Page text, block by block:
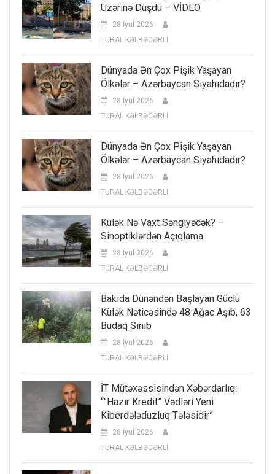
Üzərinə Düşdü – VİDEO
28 İyul 2026
TURAL KƏLBƏCƏRLİ
Dünyada Ən Çox Pişik Yaşayan
Ölkələr – Azərbaycan Siyahıdadır?
28 İyul 2026
TURAL KƏLBƏCƏRLİ
Dünyada Ən Çox Pişik Yaşayan
Ölkələr – Azərbaycan Siyahıdadır?
28 İyul 2026
TURAL KƏLBƏCƏRLİ
Külək Nə Vaxt Səngiyəcək? –
Sinoptiklərdən Açıqlama
28 İyul 2026
TURAL KƏLBƏCƏRLİ
Bakıda Dünəndən Başlayan Güclü
Külək Nəticəsində 48 Ağac Aşıb, 63
Budaq Sınıb
28 İyul 2026
TURAL KƏLBƏCƏRLİ
İT Mütəxəssisindən Xəbərdarlıq:
“”Hazır Kredit” Vədləri Yeni
Kiberdələduzluq Tələsidir”
28 İyul 2026
TURAL KƏLBƏCƏRLİ